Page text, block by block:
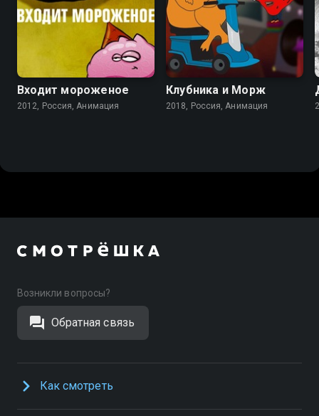
Входит мороженое
2012, Россия, Анимация
Клубника и Морж
2018, Россия, Анимация
Возникли вопросы?
Обратная связь
Как смотреть